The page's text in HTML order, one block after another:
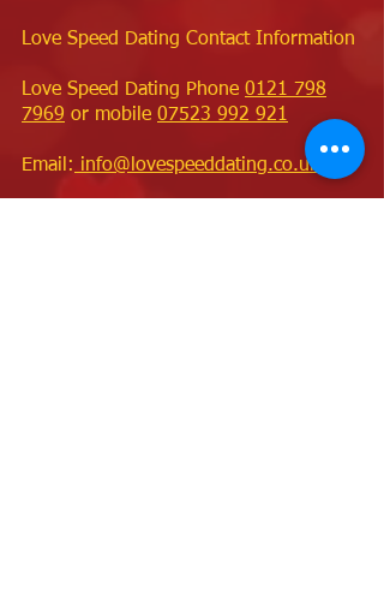
Love Speed Dating Contact Information
Love Speed Dating Phone 0121 798
7969 or mobile 07523 992 921
Email: info@lovespeeddating.co.uk